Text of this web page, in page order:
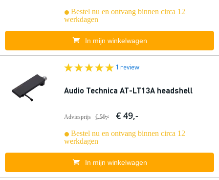
Bestel nu en ontvang binnen circa 12
werkdagen
In mijn winkelwagen
1 review
Audio Technica AT-LT13A headshell
Adviesprijs € 59,- € 49,-
Bestel nu en ontvang binnen circa 12
werkdagen
In mijn winkelwagen